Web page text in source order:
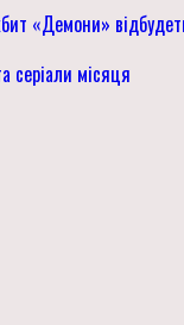
«Демони»
серіали місяця